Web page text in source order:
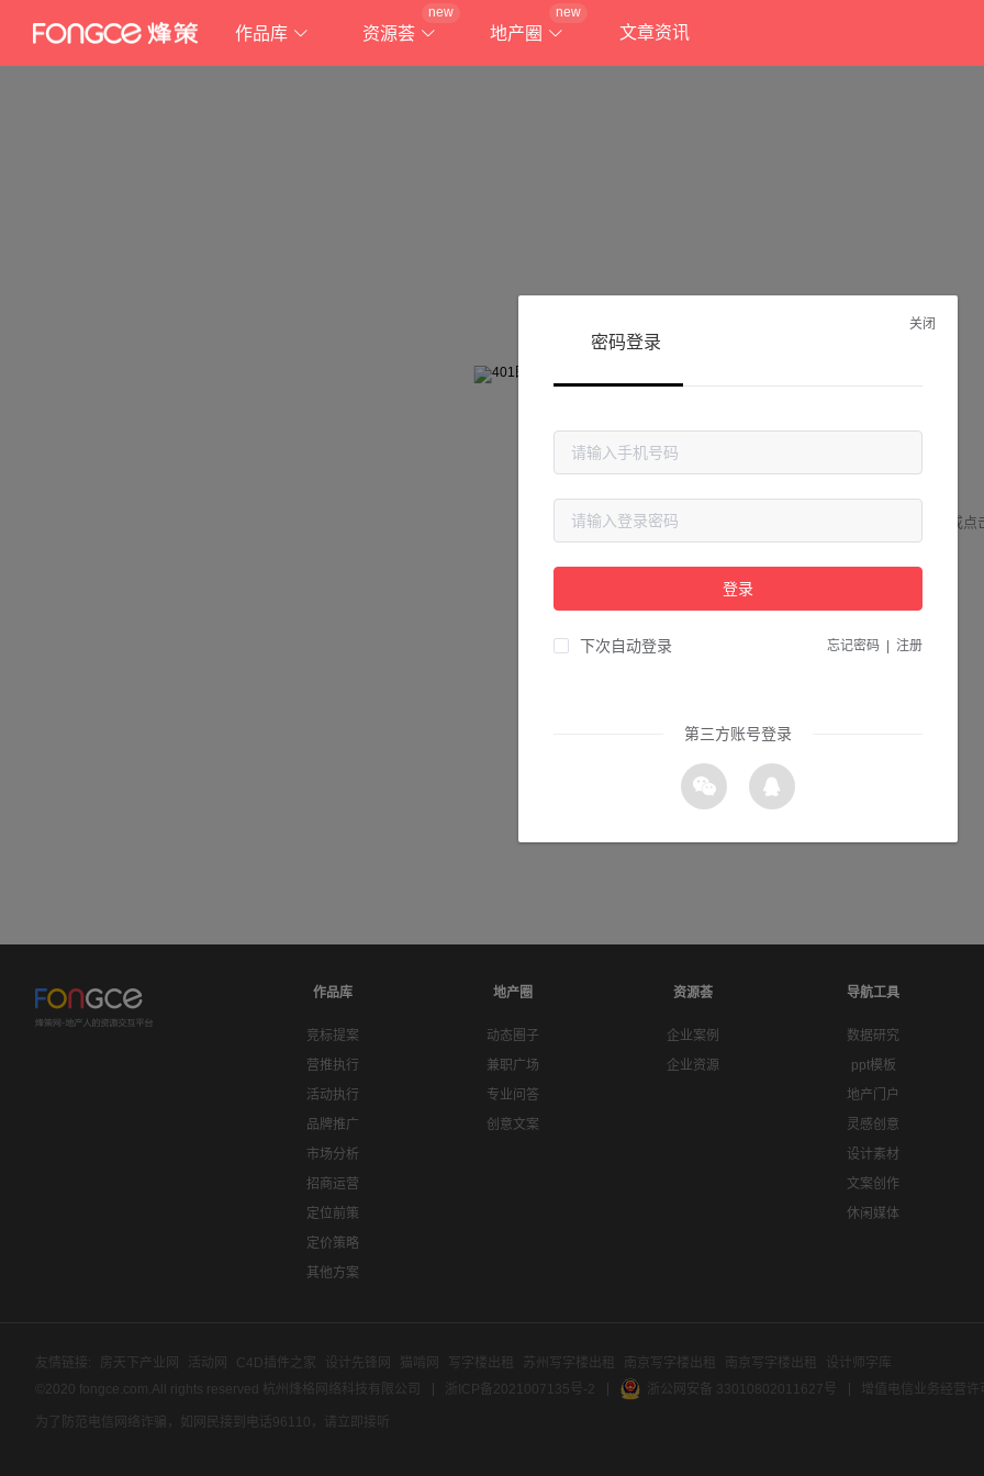
作品库 资源荟
new
地产圈
new
文章资讯
抱歉!
请检查您输入的网址是否正确，或点
作品库
竞标提案
营推执行
活动执行
品牌推广
市场分析
招商运营
定位前策
定价策略
其他方案
地产圈
动态圈子
兼职广场
专业问答
创意文案
资源荟
企业案例
企业资源
导航工具
数据研究
ppt模板
地产门户
灵感创意
设计素材
文案创作
休闲媒体
友情链接: 房天下产业网 活动网 C4D插件之家 设计先锋网 猫啃网 写字楼出租 苏州写字楼出租 南京写字楼出租 南京写字楼出租
设计师字库
©2020 fongce.com.All rights reserved 杭州烽格网络科技有限公司
浙ICP备2021007135号-2 浙公网安备 33010802011627号 增值电信业务经营
为了防范电信网络诈骗，如网民接到电话96110，请立即接听
关闭
密码登录
登录
下次自动登录 忘记密码 注册
第三方账号登录